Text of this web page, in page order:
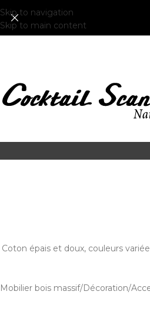
Skip to navigation
Skip to main content
Coton épais et doux, couleurs
Mobilier bois massif Décoration